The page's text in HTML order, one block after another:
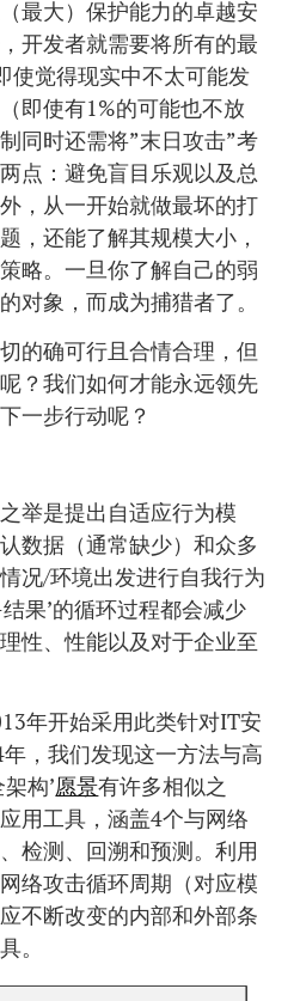
最大）保护能力的卓越安
开发者就需要将所有的最
使觉得现实中不太可能发
即使有1%的可能也不放
同时还需将”末日攻击”考
点：避免盲目乐观以及总
，从一开始就做最坏的打
，还能了解其规模大小，
略。一旦你了解自己的弱
对象，而成为捕猎者了。
的确可行且合情合理，但
？我们如何才能永远领先
一步行动呢？
举是提出自适应行为模
数据（通常缺少）和众多
况/环境出发进行自我行为
果’的循环过程都会减少
性、性能以及对于企业至
年开始采用此类针对IT安
，我们发现这一方法与高
构’愿景有许多相似之
用工具，涵盖4个与网络
检测、回溯和预测。利用
络攻击循环周期（对应模
不断改变的内部和外部条
。